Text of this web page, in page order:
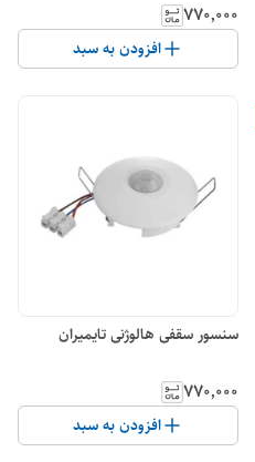
۷۷۰٬۰۰۰
افزودن به سبد
سنسور سقفی هالوژنی تایمیران
۷۷۰٬۰۰۰
افزودن به سبد